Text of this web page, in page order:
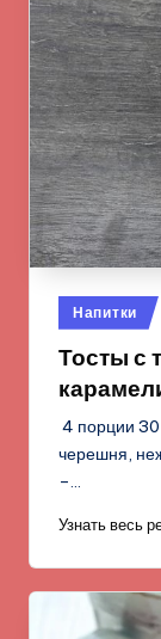
Опубликовано
в
Напитки
Тосты с
4 порции
черешня,
–…
Узнать весь